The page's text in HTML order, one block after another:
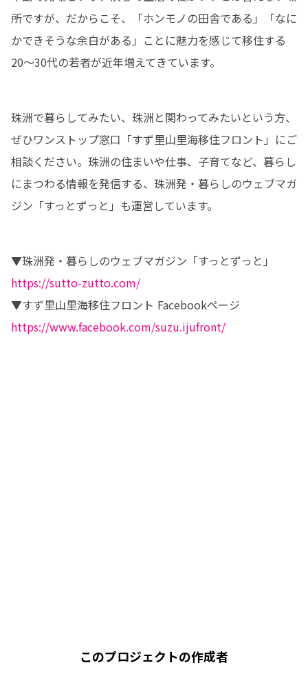
所ですが、だからこそ、「ホンモノの田舎である」「なに
かできそうな余白がある」ことに魅力を感じて移住する
20～30代の若者が近年増えてきています。
珠洲で暮らしてみたい、珠洲と関わってみたいという方、
ぜひワンストップ窓口「すず里山里海移住フロント」にご
相談ください。珠洲の住まいや仕事、子育てなど、暮らし
にまつわる情報を発信する、珠洲発・暮らしのウェブマガ
ジン「すっとずっと」も運営しています。
https://sutto-zutto.com/
https://www.facebook.com/suzu.ijufront/
このプロジェクトの作成者